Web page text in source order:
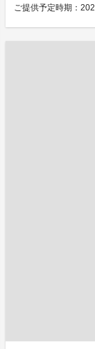
ご提供予定時期：